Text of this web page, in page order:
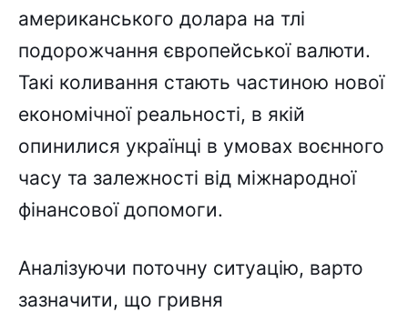
американського долара на тлі
подорожчання європейської валюти.
Такі коливання стають частиною нової
економічної реальності, в якій
опинилися українці в умовах воєнного
часу та залежності від міжнародної
фінансової допомоги.
Аналізуючи поточну ситуацію, варто
зазначити, що гривня